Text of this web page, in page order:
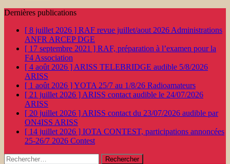
Dernières publications
[ 8 juillet 2026 ] RAF revue juillet/aout 2026 Administrations
ANFR ARCEP DGE
[ 17 septembre 2021 ] RAF, préparation à l’examen pour la
F4 Association
[ 4 août 2026 ] ARISS TELEBRIDGE audible 5/8/2026
ARISS
[ 1 août 2026 ]YOTA 25/7 au 1/8/26 Radioamateurs
[ 21 juillet 2026 ] ARISS contact audible le 24/07/2026
ARISS
[ 20 juillet 2026 ] ARISS contact du 23/07/2026 audible par
ON4ISS ARISS
[ 14 juillet 2026 ] IOTA CONTEST, participations annoncées
25-26/7 2026 Contest
Rechercher :